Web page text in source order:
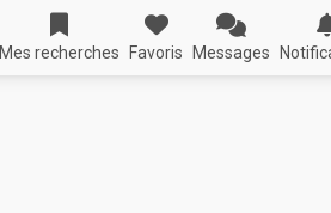
Mes recherches Favoris Messages